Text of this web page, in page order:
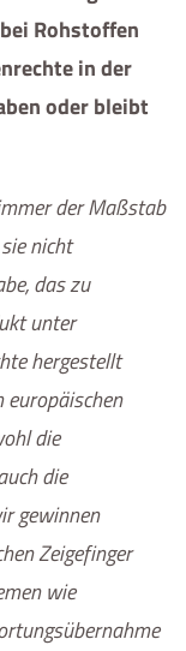
Rohstoffen
in der
oder bleibt
der Maßstab
nicht
das zu
unter
hergestellt
europäischen
die
die
gewinnen
Zeigefinger
wie